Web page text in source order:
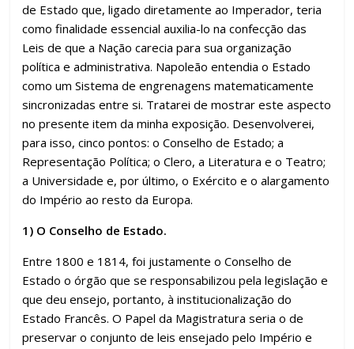
de Estado que, ligado diretamente ao Imperador, teria
como finalidade essencial auxilia-lo na confecção das
Leis de que a Nação carecia para sua organização
política e administrativa. Napoleão entendia o Estado
como um Sistema de engrenagens matematicamente
sincronizadas entre si. Tratarei de mostrar este aspecto
no presente item da minha exposição. Desenvolverei,
para isso, cinco pontos: o Conselho de Estado; a
Representação Política; o Clero, a Literatura e o Teatro;
a Universidade e, por último, o Exército e o alargamento
do Império ao resto da Europa.
1) O Conselho de Estado.
Entre 1800 e 1814, foi justamente o Conselho de
Estado o órgão que se responsabilizou pela legislação e
que deu ensejo, portanto, à institucionalização do
Estado Francês. O Papel da Magistratura seria o de
preservar o conjunto de leis ensejado pelo Império e